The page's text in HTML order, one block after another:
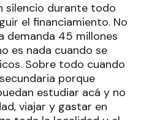
silencio durante todo
el financiamiento. No
demanda 45 millones
es nada cuando se
Sobre todo cuando
porque
estudiar acá y no
viajar y gastar en